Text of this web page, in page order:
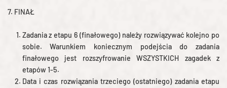
7. FINAŁ
Zadania z etapu 6 (finałowego) należy rozwiązywać kolejno po
sobie. Warunkiem koniecznym podejścia do zadania
finałowego jest rozszyfrowanie WSZYSTKICH zagadek z
etapów 1-5.
Data i czas rozwiązania trzeciego (ostatniego) zadania etapu